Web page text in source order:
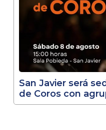
San Javier será
de Coros con